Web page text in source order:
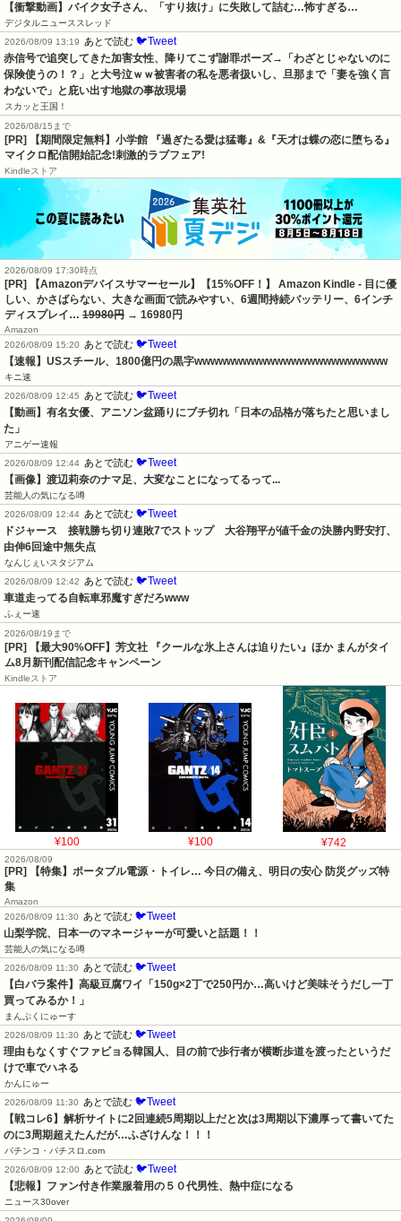
【衝撃動画】バイク女子さん、「すり抜け」に失敗して詰む…怖すぎる…
デジタルニューススレッド
2026/08/09 13:19
あとで読む 🐦Tweet
赤信号で追突してきた加害女性、降りてこず謝罪ポーズ→「わざとじゃないのに
保険使うの！？」と大号泣ｗｗ被害者の私を悪者扱いし、旦那まで「妻を強く言
わないで」と庇い出す地獄の事故現場
スカッと王国！
2026/08/15まで
[PR] 【期間限定無料】小学館 『過ぎたる愛は猛毒』&『天才は蝶の恋に堕ちる』
マイクロ配信開始記念!刺激的ラブフェア!
Kindleストア
2026/08/09 17:30時点
[PR] 【Amazonデバイスサマーセール】【15%OFF！】 Amazon Kindle - 目に優
しい、かさばらない、大きな画面で読みやすい、6週間持続バッテリー、6インチ
ディスプレイ… 19980円 → 16980円
Amazon
2026/08/09 15:20
あとで読む 🐦Tweet
【速報】USスチール、1800億円の黒字wwwwwwwwwwwwwwwwwwwwwwww
キニ速
2026/08/09 12:45
あとで読む 🐦Tweet
【動画】有名女優、アニソン盆踊りにブチ切れ「日本の品格が落ちたと思いまし
た」
アニゲー速報
2026/08/09 12:44 あとで読む 🐦Tweet
【画像】渡辺莉奈のナマ足、大変なことになってるって...
芸能人の気になる噂
2026/08/09 12:44 あとで読む 🐦Tweet
ドジャース　接戦勝ち切り連敗7でストップ　大谷翔平が値千金の決勝内野安打、
由伸6回途中無失点
なんじぇいスタジアム
2026/08/09 12:42
あとで読む 🐦Tweet
車道走ってる自転車邪魔すぎだろwww
ふぇー速
2026/08/19まで
[PR] 【最大90%OFF】芳文社 『クールな氷上さんは迫りたい』ほか まんがタイ
ム8月新刊配信記念キャンペーン
Kindleストア
¥100 ¥100 ¥742
2026/08/09
[PR] 【特集】ポータブル電源・トイレ… 今日の備え、明日の安心 防災グッズ特
集
Amazon
2026/08/09 11:30
あとで読む 🐦Tweet
山梨学院、日本一のマネージャーが可愛いと話題！！
芸能人の気になる噂
2026/08/09 11:30
あとで読む 🐦Tweet
【白バラ案件】高級豆腐ワイ「150g×2丁で250円か…高いけど美味そうだし一丁
買ってみるか！」
まんぷくにゅーす
2026/08/09 11:30
あとで読む 🐦Tweet
理由もなくすぐファビョる韓国人、目の前で歩行者が横断歩道を渡ったというだ
けで車でハネる
かんにゅー
2026/08/09 11:30
あとで読む 🐦Tweet
【戦コレ6】解析サイトに2回連続5周期以上だと次は3周期以下濃厚って書いてた
のに3周期超えたんだが…ふざけんな！！！
パチンコ・パチスロ.com
2026/08/09 12:00
あとで読む 🐦Tweet
【悲報】ファン付き作業服着用の５０代男性、熱中症になる
ニュース30over